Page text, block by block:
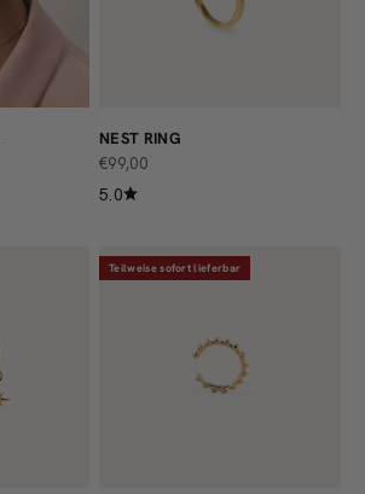
NEST RING
ANGEBOT
€99,00
5.0
Teilweise sofort lieferbar